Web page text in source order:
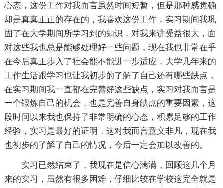
心态，这份工作对我而言虽然时间短暂，但是那种感觉确
却是真真正正的存在的，我喜欢这份工作，实习期间我巩
固了在大学期间所学习到的知识，对我来讲受益很大，面
对这些我也总是能够处理好一些问题，现在我也非常在乎
在今后真正步入了社会能不能进一步适应，大学几年来的
工作生活跟学习也让我初步的了解了自己还有哪些缺点，
在实习期间我一直都在完善好这些缺点，实习对我而言是
一个锻炼自己的机会，也是完善自身缺点的重要因素，这
段时间以来我也保持了非常明确的心态，积累足够的工作
经验，实习是最好的证明，这对我而言意义非凡，现在我
也初步的了解了自己的情况，今后一定会加以改善的。
实习已然结束了，我现在是信心满满，回顾这几个月
来的实习，虽然有很多困难，仔细比较在学校这完全就是